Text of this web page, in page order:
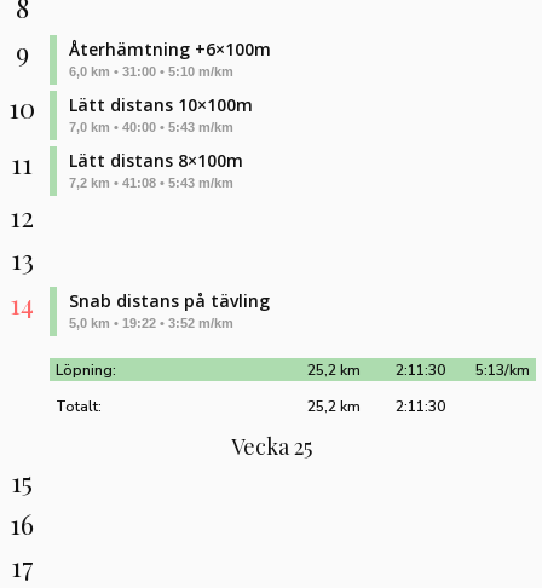
9
Återhämtning +6×100m
6,0 km • 31:00 • 5:10 m/km
10 Lätt distans 10×100m
7,0 km • 40:00 • 5:43 m/km
11 Lätt distans 8×100m
7,2 km • 41:08 • 5:43 m/km
12
13
14
Snab distans på tävling
5,0 km • 19:22 • 3:52 m/km
Löpning: 5:13/km
2:11:30
25,2 km
Totalt:
2:11:30
25,2 km
Vecka 25
15
16
17